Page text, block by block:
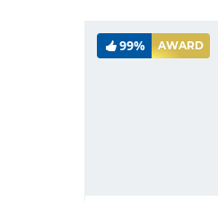
99% AWARD